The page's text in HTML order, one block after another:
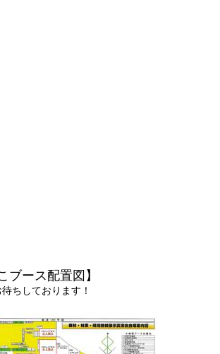
ブース配置図】
待ちしております！